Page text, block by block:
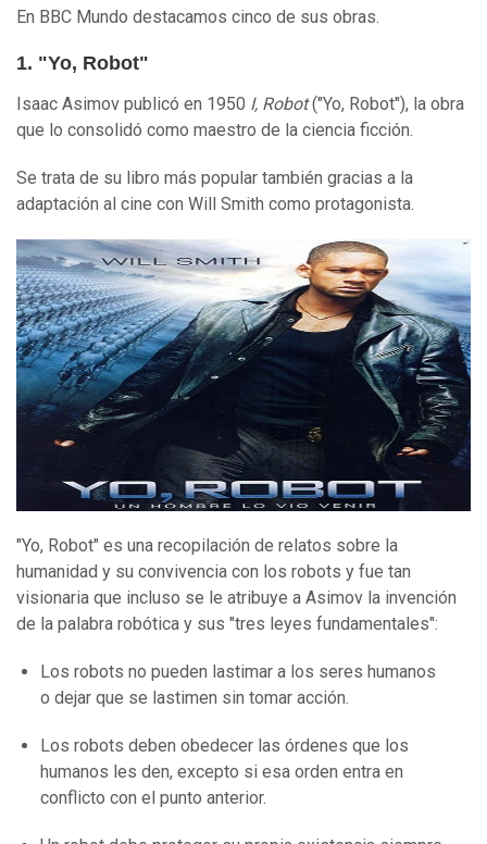
En BBC Mundo destacamos cinco de sus obras.
1. "Yo, Robot"
Isaac Asimov publicó en 1950 I, Robot("Yo, Robot"), la obra
que lo consolidó como maestro de la ciencia ficción.
Se trata de su libro más popular también gracias a la
adaptación al cine con Will Smith como protagonista.
"Yo, Robot" es una recopilación de relatos sobre la
humanidad y su convivencia con los robots y fue tan
visionaria que incluso se le atribuye a Asimov la invención
de la palabra robótica y sus "tres leyes fundamentales":
Los robots no pueden lastimar a los seres humanos
o dejar que se lastimen sin tomar acción.
Los robots deben obedecer las órdenes que los
humanos les den, excepto si esa orden entra en
conflicto con el punto anterior.